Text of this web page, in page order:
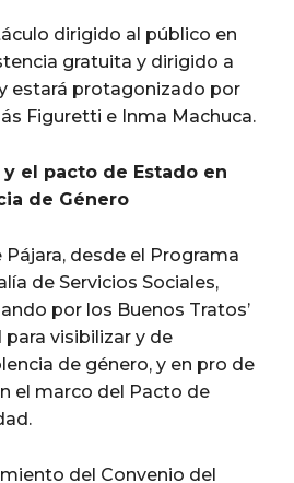
dirigido al público en
gratuita y dirigido a
estará protagonizado por
Figuretti e Inma Machuca.
y el pacto de Estado en
de Género
desde el Programa
de Servicios Sociales,
por los Buenos Tratos’
visibilizar y de
de género, y en pro de
el marco del Pacto de
del Convenio del